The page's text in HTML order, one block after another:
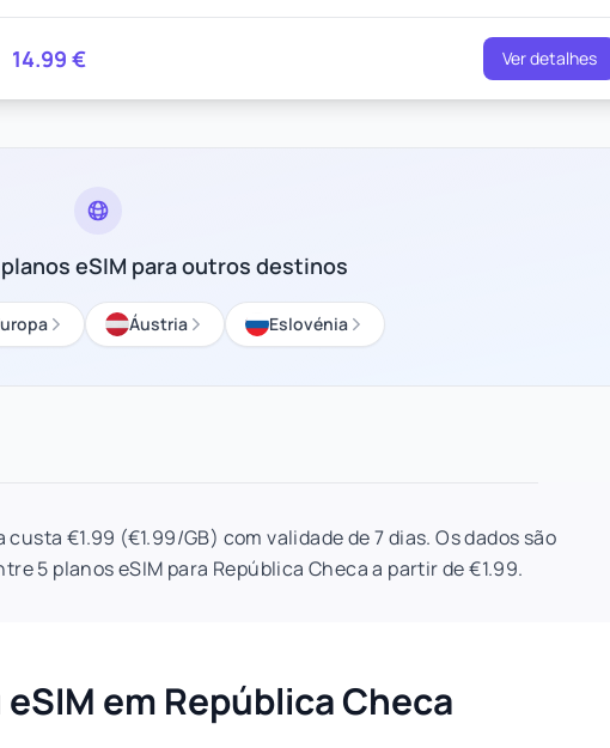
14.99 € Ver detalhes
eSIM para outros destinos
Áustria Eslovénia
custa €1.99 (€1.99/GB) com validade de 7 dias. Os dados são
5 planos eSIM para República Checa a partir de €1.99.
em República Checa